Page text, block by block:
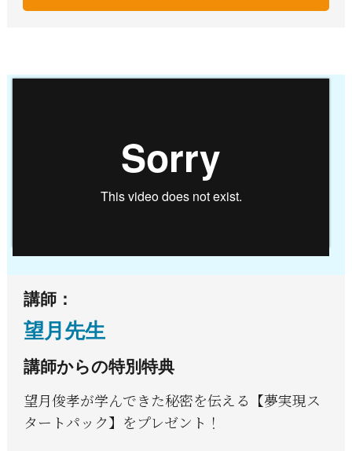
講師：
望月先生
講師からの特別特典
望月俊孝が学んできた秘密を伝える【夢実現ス
タートパック】をプレゼント！